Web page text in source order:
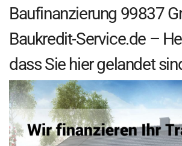
Baufinanzierung 99837
Baukredit-Service.de –
dass Sie hier gelandet